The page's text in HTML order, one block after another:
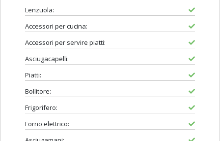
Lenzuola:
Accessori per cucina:
Accessori per servire piatti:
Asciugacapelli:
Piatti:
Bollitore:
Frigorifero:
Forno elettrico: